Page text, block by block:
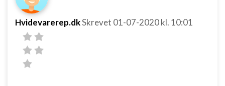
Hvidevarerep.dkSkrevet 01-07-2020kl. 10:01